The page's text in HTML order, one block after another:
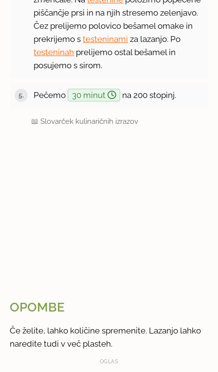
piščančje prsi in na njih stresemo zelenjavo.
Čez prelijemo polovico bešamel omake in
prekrijemo stesteninami za lazanjo. Po
testeninah prelijemo ostal bešamel in
posujemo s sirom.
Pečemo 30 minut na 200 stopinj.
📖Slovarček kulinaričnih izrazov
OPOMBE
Če želite, lahko količine spremenite. Lazanjo lahko
naredite tudi v več plasteh.
OGLAS